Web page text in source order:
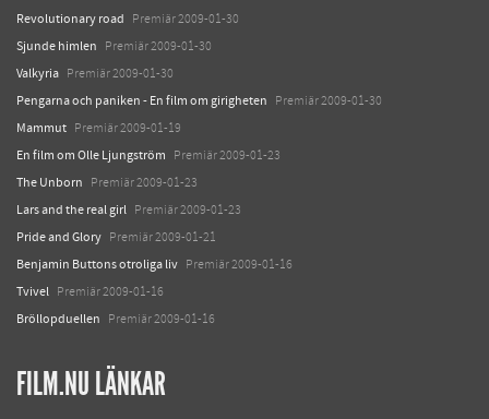
Revolutionary road Premiär 2009-01-30
Sjunde himlen Premiär 2009-01-30
Valkyria Premiär 2009-01-30
Pengarna och paniken - En film om girigheten Premiär 2009-01-30
Mammut Premiär 2009-01-19
En film om Olle Ljungström Premiär 2009-01-23
The Unborn Premiär 2009-01-23
Lars and the real girl Premiär 2009-01-23
Pride and Glory Premiär 2009-01-21
Benjamin Buttons otroliga liv Premiär 2009-01-16
Tvivel Premiär 2009-01-16
Bröllopduellen Premiär 2009-01-16
FILM.NU LÄNKAR